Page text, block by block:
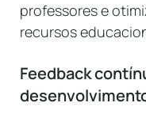
professores e
recursos
Feedback